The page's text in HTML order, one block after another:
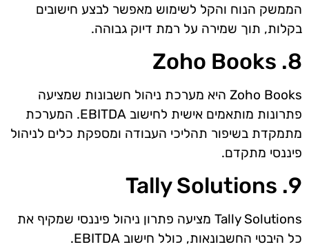
הממשק הנוח והקל לשימוש מאפשר לבצע חישובים
בקלות, תוך שמירה על רמת דיוק גבוהה.
8. Zoho Books
Zoho Books היא מערכת ניהול חשבונות שמציעה
פתרונות מותאמים אישית לחישוב EBITDA. המערכת
מתמקדת בשיפור תהליכי העבודה ומספקת כלים לניהול
פיננסי מתקדם.
9. Tally Solutions
Tally Solutions מציעה פתרון ניהול פיננסי שמקיף את
כל היבטי החשבונאות, כולל חישוב EBITDA.